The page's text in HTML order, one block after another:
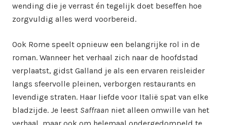
wending die je verrast én tegelijk doet beseffen hoe
zorgvuldig alles werd voorbereid.
Ook Rome speelt opnieuw een belangrijke rol in de
roman. Wanneer het verhaal zich naar de hoofdstad
verplaatst, gidst Galland je als een ervaren reisleider
langs sfeervolle pleinen, verborgen restaurants en
levendige straten. Haar liefde voor Italië spat van elke
bladzijde. Je leest Saffraan niet alleen omwille van het